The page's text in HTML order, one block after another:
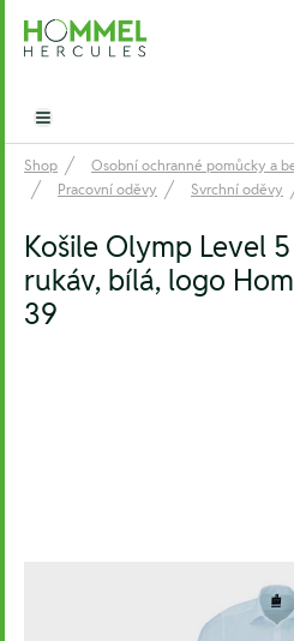
Hommel Hercules
Open main menu
Shop
Osobní ochranné pomůcky a
Pracovní oděvy
Svrchní oděvy
Košile Olymp Level
rukáv, bílá, logo
39